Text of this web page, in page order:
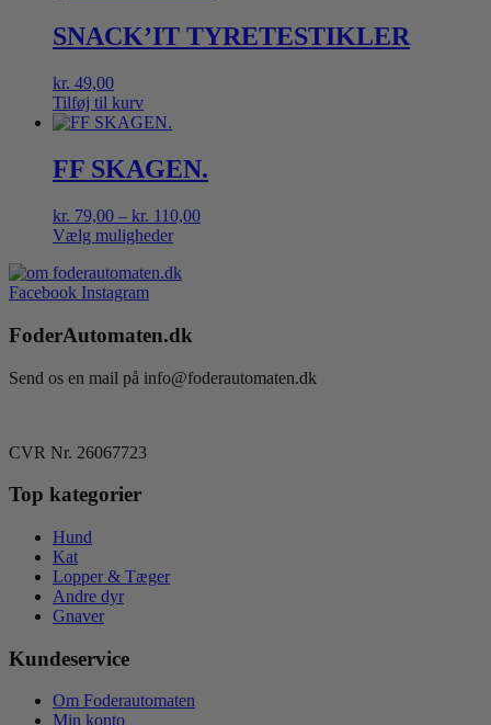
SNACK’IT TYRETESTIKLER
kr. 49,00
Tilføj til kurv
FF SKAGEN.
kr. 79,00 – kr. 110,00Prisinterval:
Vælg muligheder
vare
har
varianter.
kan
Facebook Instagram
FoderAutomaten.dk
Send os en mail på info@foderautomaten.dk
CVR Nr. 26067723
Top kategorier
Hund
Kat
Lopper & Tæger
Andre dyr
Gnaver
Kundeservice
Om Foderautomaten
Min konto